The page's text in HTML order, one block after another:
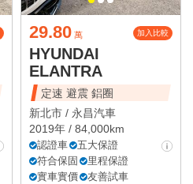
29.80 萬 加入比較
HYUNDAI
ELANTRA
定速 避震 鋁圈
新北市 / 永昌汽車
2019年 / 84,000km
認證車
五大保證
符合保固
里程保證
實車實價
友善試車